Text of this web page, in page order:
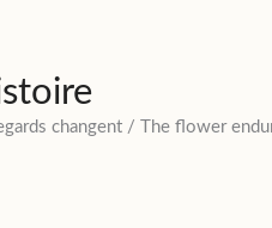
changent / The flower